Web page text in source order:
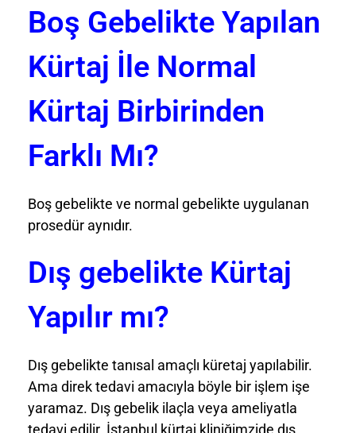
Boş Gebelikte Yapılan
Kürtaj İle Normal
Kürtaj Birbirinden
Farklı Mı?
Boş gebelikte ve normal gebelikte uygulanan
prosedür aynıdır.
Dış gebelikte Kürtaj
Yapılır mı?
Dış gebelikte tanısal amaçlı küretaj yapılabilir.
Ama direk tedavi amacıyla böyle bir işlem işe
yaramaz. Dış gebelik ilaçla veya ameliyatla
tedavi edilir. İstanbul kürtaj kliniğimzide dış